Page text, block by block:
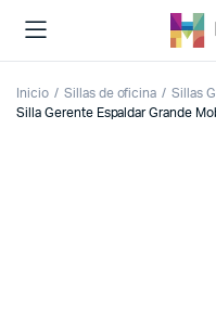
Inicio Sillas de oficina
Sillas
Silla Gerente Espaldar Grande